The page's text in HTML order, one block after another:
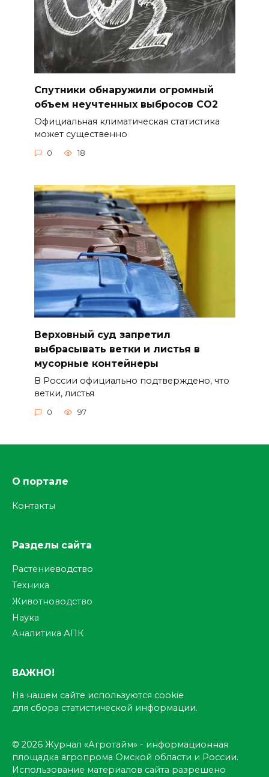
Спутники обнаружили огромный
объем неучтенных выбросов CO2
Официальная климатическая статистика
может существенно
0 18
Верховный суд запретил
выбрасывать ветки и листья в
мусорные контейнеры
В России официально подтверждено, что
ветки, листья
0 97
О портале
Контакты
Разделы сайта
Растениеводство
Техника
Животноводство
Наука
Аналитика АПК
ВАЖНО!
На нашем сайте используются cookie
для сбора статистической информации.
© 2026 Журнал «Агротайм» - информационная
площадка агропрома Омской области и России.
Использование материалов сайта разрешено